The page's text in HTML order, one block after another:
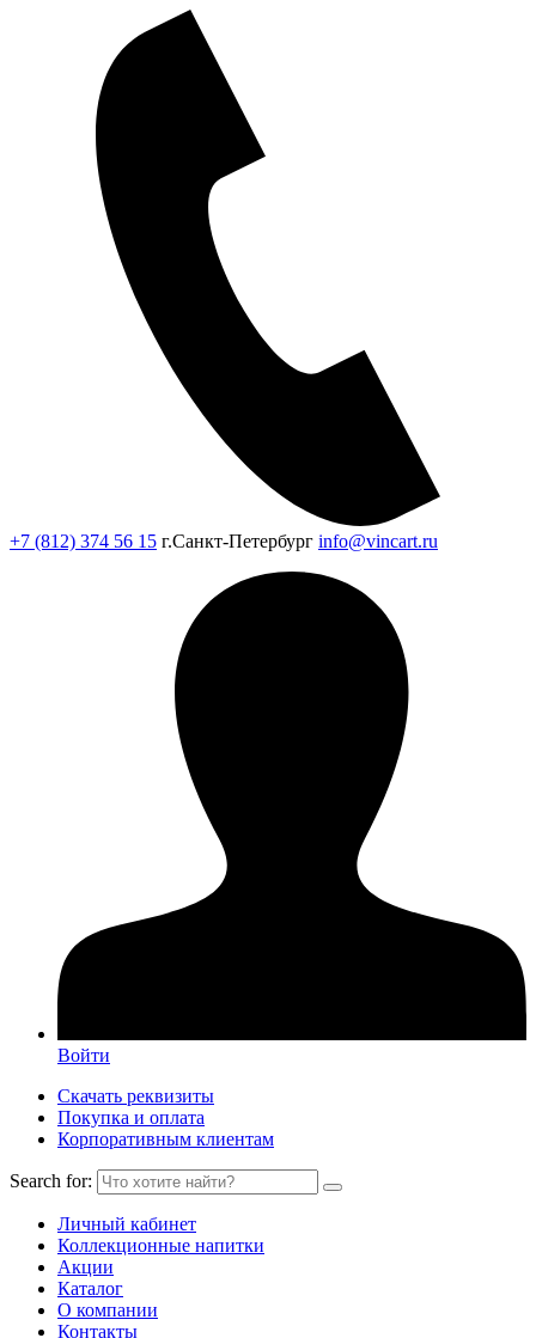
+7 (812) 374 56 15 г.Санкт-Петербург info@vincart.ru
Войти
Скачать реквизиты
Покупка и оплата
Корпоративным клиентам
Search for:
Личный кабинет
Коллекционные напитки
Акции
Каталог
О компании
Контакты